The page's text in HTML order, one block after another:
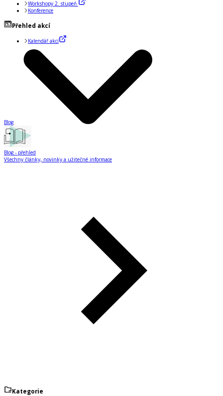
Workshopy 2. stupeň
Konference
Přehled akcí
Kalendář akcí
Blog
Blog - přehled
Všechny články, novinky a užitečné informace
Kategorie